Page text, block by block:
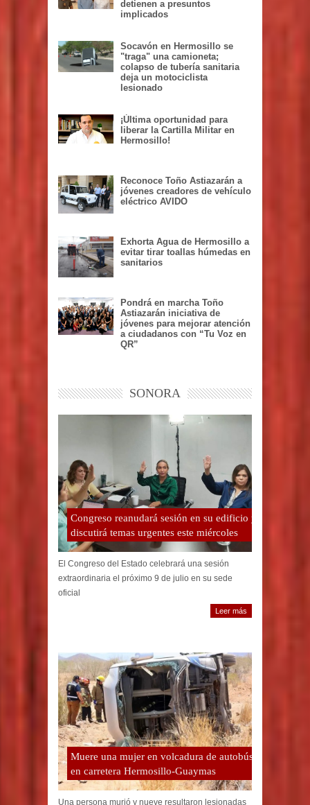
detienen a presuntos
implicados
Socavón en Hermosillo se
"traga" una camioneta;
colapso de tubería sanitaria
deja un motociclista
lesionado
¡Última oportunidad para
liberar la Cartilla Militar en
Hermosillo!
Reconoce Toño Astiazarán a
jóvenes creadores de vehículo
eléctrico AVIDO
Exhorta Agua de Hermosillo a
evitar tirar toallas húmedas en
sanitarios
Pondrá en marcha Toño
Astiazarán iniciativa de
jóvenes para mejorar atención
a ciudadanos con “Tu Voz en
QR”
SONORA
Congreso reanudará sesión en su edificio y
discutirá temas urgentes este miércoles
El Congreso del Estado celebrará una sesión
extraordinaria el próximo 9 de julio en su sede
oficial
Leer más
Muere una mujer en volcadura de autobús
en carretera Hermosillo-Guaymas
Una persona murió y nueve resultaron lesionadas